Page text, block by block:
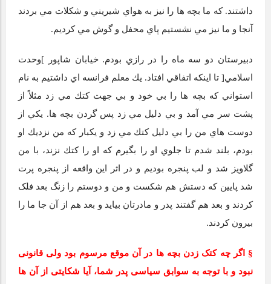
داشتند. كه ما بچه ‌ها را نيز به هواي شيريني و شكلات مي ‌بردند
آنجا و ما نيز مي ‌نشستيم پاي محفل و گوش مي ‌كرديم.
دبيرستان دو سه ماه را در رازي بودم. خيابان شاپور ]وحدت
اسلامي[ تا اينكه اتفاقي افتاد. يك معلم فرانسه ‌اي داشتيم به نام
استواني كه بچه ‌ها را بي‌ خود و بي ‌جهت كتك مي ‌زد مثلاً از
پشت سر مي ‌آمد و بي‌ دليل مي ‌زد پس گردن بچه ‌ها. يكي از
دوست‌ هاي من را بي ‌دليل كتك مي‌ زد و يكبار كه من نزديك او
بودم، بلند شدم تا جلوي او را بگيرم كه او را كتك نزند، با من
گلاویز شد و لب پنجره بودیم و در اثر این واقعه از پنجره پرت
شد پایین که دستش هم شکست و من و دوستم را زنگ بعد فلک
کردند و بعد هم گفتند پدر و مادرتان بیاید و بعد هم از آن جا ما را
بیرون کردند.
§ اگر چه کتک زدن بچه‌ ها در آن موقع مرسوم بود ولی قانونی
نبود و با توجه به سوابق سیاسی پدر شما، آیا شکایتی از آن‌ ها